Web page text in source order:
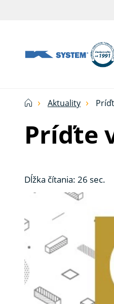
technika
domácnosť
Ksystem
Aktuality
Príďte
Dĺžka čítania: 26 sec.